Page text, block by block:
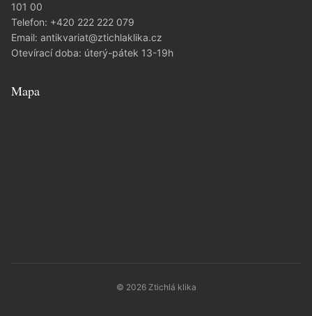
101 00
Telefon: +420 222 222 079
Email: antikvariat@ztichlaklika.cz
Otevírací doba: úterý-pátek 13-19h
Mapa
© 2026 Ztichlá klika